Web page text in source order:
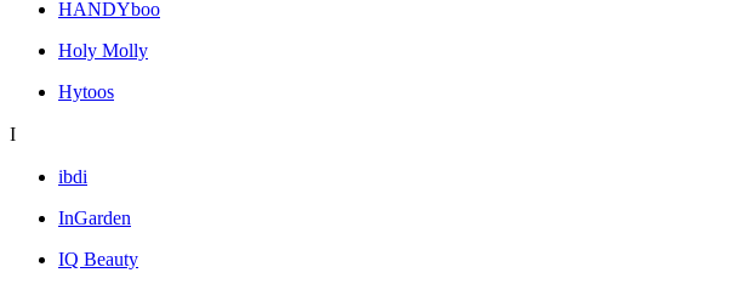
HANDYboo
Holy Molly
Hytoos
I
ibdi
InGarden
IQ Beauty